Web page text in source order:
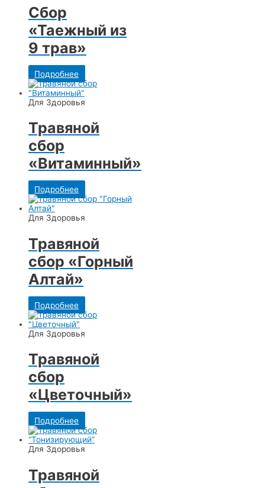
Сбор
«Таежный из
9 трав»
Подробнее
Для Здоровья
Травяной
сбор
«Витаминный»
Подробнее
Для Здоровья
Травяной
сбор «Горный
Алтай»
Подробнее
Для Здоровья
Травяной
сбор
«Цветочный»
Подробнее
Для Здоровья
Травяной